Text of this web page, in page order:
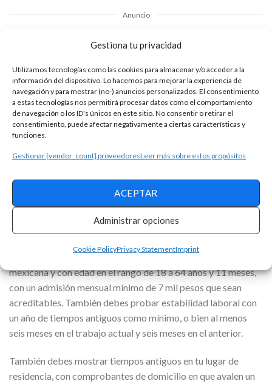
Gestiona tu privacidad
Utilizamos tecnologías como las cookies para almacenar y/o acceder a la
información del dispositivo. Lo hacemos para mejorar la experiencia de
navegación y para mostrar (no-) anuncios personalizados. El consentimiento
a estas tecnologías nos permitirá procesar datos como el comportamiento
de navegación o los ID's únicos en este sitio. No consentir o retirar el
consentimiento, puede afectar negativamente a ciertas características y
funciones.
Gestionar {vendor_count} proveedoresLeer más sobre estos propósitos
ACEPTAR
Administrar opciones
Cookie PolicyPrivacy StatementImprint
Anuncio
Qué requisitos tiene y cómo se pide la tarjeta de
crédito Clásica Banorte
¿Necesita una tarjeta? Ver cómo solicitar una tarjeta
de crédito del banco Santander Fiesta Rewards
Solicita ahora de manera fácil y práctica la tarjeta de
crédito Rappi
Banorte pone las siguientes condiciones para conferir esta
tarjeta de crédito bancaria, así como la documentación para
acreditarlas y así se pueda seguir adelante con la autorización
del producto financiero:
Debes ser una persona física o moral, de nacionalidad
mexicana y con edad en el rango de 18 a 64 años y 11 meses,
con un admisión mensual mínimo de 7 mil pesos que sean
acreditables. También debes probar estabilidad laboral con
un año de tiempos antiguos como mínimo, o bien al menos
seis meses en el trabajo actual y seis meses en el anterior.
También debes mostrar tiempos antiguos en tu lugar de
residencia, con comprobantes de domicilio en que avalen un